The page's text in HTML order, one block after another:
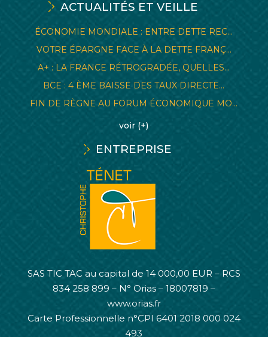
ACTUALITÉS ET VEILLE
ÉCONOMIE MONDIALE : ENTRE DETTE REC...
VOTRE ÉPARGNE FACE À LA DETTE FRANÇ...
A+ : LA FRANCE RÉTROGRADÉE, QUELLES...
BCE : 4 ÈME BAISSE DES TAUX DIRECTE...
FIN DE RÈGNE AU FORUM ÉCONOMIQUE MO...
voir (+)
ENTREPRISE
SAS TIC TAC au capital de 14 000,00 EUR – RCS
834 258 899 – N° Orias – 18007819 –
www.orias.fr
Carte Professionnelle n°CPI 6401 2018 000 024
493